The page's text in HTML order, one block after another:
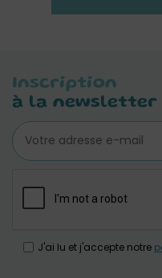
Inscription
à la newsletter
J'ai lu et j'accepte notre